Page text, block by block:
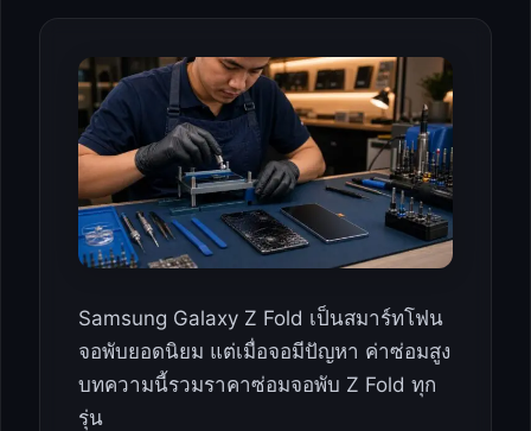
Samsung Galaxy Z Fold เป็นสมาร์ทโฟน
จอพับยอดนิยม แต่เมื่อจอมีปัญหา ค่าซ่อมสูง
บทความนี้รวมราคาซ่อมจอพับ Z Fold ทุก
รุ่น